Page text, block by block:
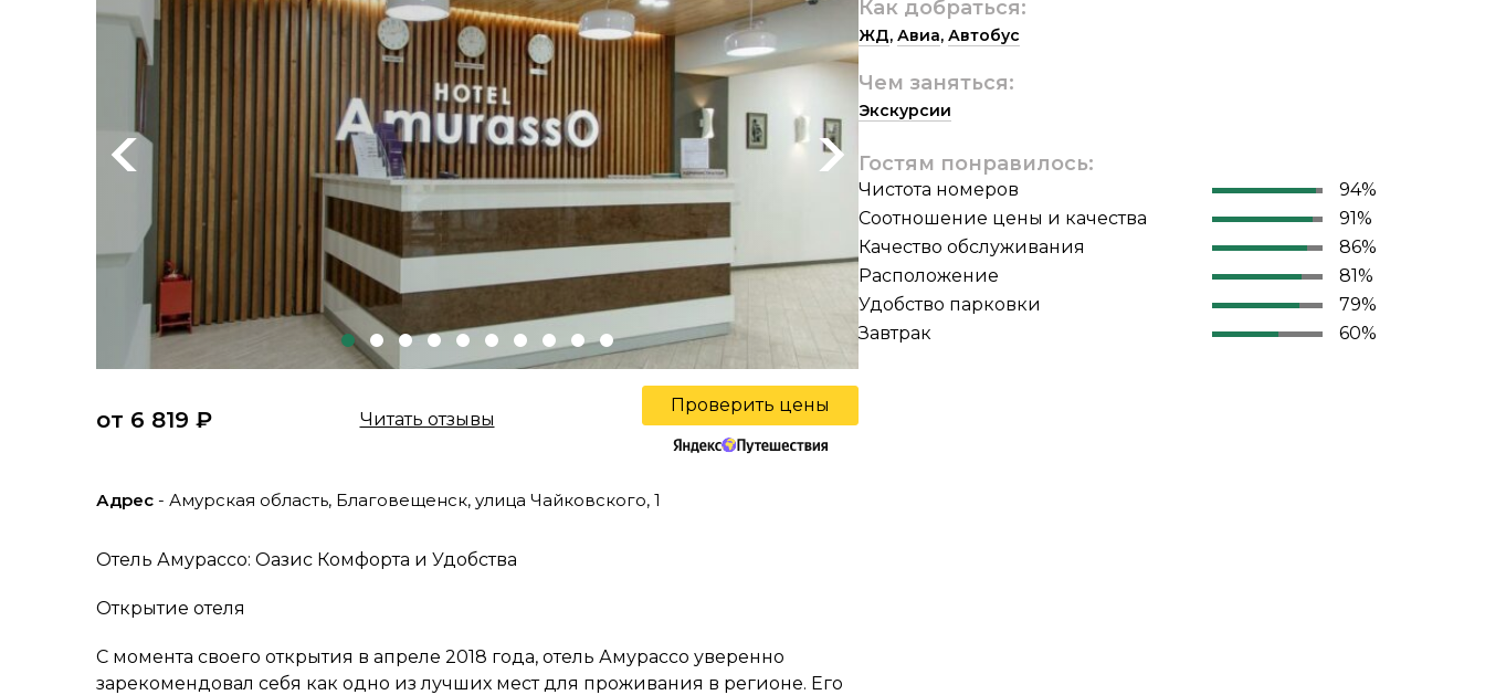
Previous Next
от 6 819 ₽ Читать отзывы
Проверить цены
Адрес - Амурская область, Благовещенск, улица Чайковского, 1
Отель Амурассо: Оазис Комфорта и Удобства
Открытие отеля
С момента своего открытия в апреле 2018 года, отель Амурассо уверенно
зарекомендовал себя как одно из лучших мест для проживания в регионе. Его
Как добраться:
ЖД, Авиа, Автобус
Чем заняться:
Экскурсии
Гостям понравилось:
Чистота номеров
94%
Соотношение цены и качества
91%
Качество обслуживания
86%
Расположение
81%
Удобство парковки
79%
Завтрак
60%